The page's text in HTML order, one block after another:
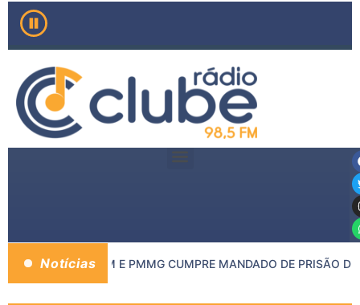
Notícias
MP DE INHAPIM E PMMG CUMPRE MANDADO DE PRISÃO DE